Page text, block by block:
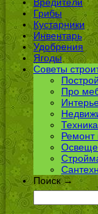
Грибы
Кустарники
Инвентарь
Удобрения
Ягоды
Советы
Про
Ремонт
Поиск →